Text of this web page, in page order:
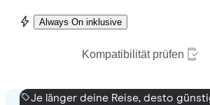
Always On inklusive
Kompatibilität prüfen
Je länger deine Reise, desto